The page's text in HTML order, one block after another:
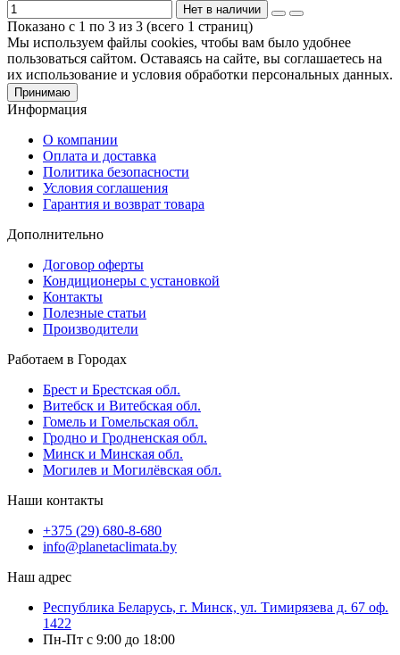
Нет в наличии
Показано с 1 по 3 из 3 (всего 1 страниц)
Мы используем файлы cookies, чтобы вам было удобнее
пользоваться сайтом. Оставаясь на сайте, вы соглашаетесь на
их использование и условия обработки персональных данных.
Принимаю
Информация
О компании
Оплата и доставка
Политика безопасности
Условия соглашения
Гарантия и возврат товара
Дополнительно
Договор оферты
Кондиционеры с установкой
Контакты
Полезные статьи
Производители
Работаем в Городах
Брест и Брестская обл.
Витебск и Витебская обл.
Гомель и Гомельская обл.
Гродно и Гродненская обл.
Минск и Минская обл.
Могилев и Могилёвская обл.
Наши контакты
+375 (29) 680-8-680
info@planetaclimata.by
Наш адрес
Республика Беларусь, г. Минск, ул. Тимирязева д. 67 оф.
1422
Пн-Пт с 9:00 до 18:00